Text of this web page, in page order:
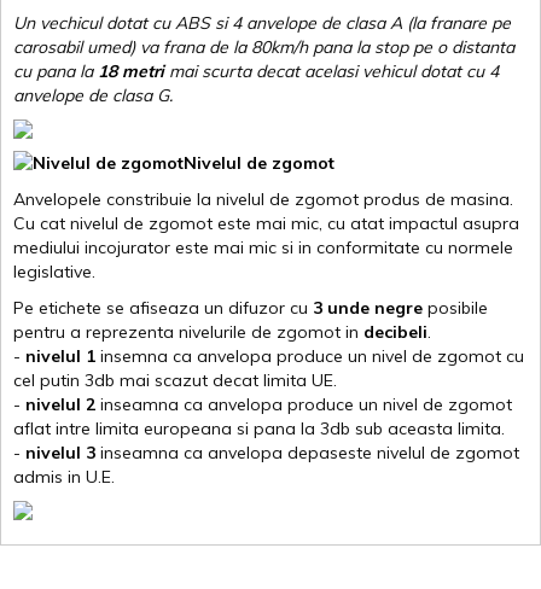
Un vechicul dotat cu ABS si 4 anvelope de clasa A (la franare pe
carosabil umed) va frana de la 80km/h pana la stop pe o distanta
cu pana la 18 metrimai scurta decat acelasi vehicul dotat cu 4
anvelope de clasa G.
Nivelul de zgomot
Anvelopele constribuie la nivelul de zgomot produs de masina.
Cu cat nivelul de zgomot este mai mic, cu atat impactul asupra
mediului incojurator este mai mic si in conformitate cu normele
legislative.
Pe etichete se afiseaza un difuzor cu 3 unde negre posibile
pentru a reprezenta nivelurile de zgomot in decibeli.
- nivelul 1 insemna ca anvelopa produce un nivel de zgomot cu
cel putin 3db mai scazut decat limita UE.
- nivelul 2 inseamna ca anvelopa produce un nivel de zgomot
aflat intre limita europeana si pana la 3db sub aceasta limita.
- nivelul 3 inseamna ca anvelopa depaseste nivelul de zgomot
admis in U.E.